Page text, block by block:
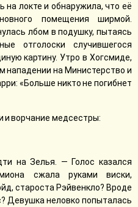
на локте и обнаружила, что её
помещения ширмой.
лбом в подушку, пытаясь
отголоски случившегося
картину. Утро в Хогсмиде,
нападении на Министерство и
«Больше никто не погибнет
ворчание медсестры:
на Зелья. — Голос казался
сжала руками виски,
староста Рэйвенкло? Вроде
Девушка неловко попыталась